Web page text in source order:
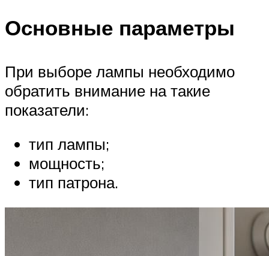
Основные параметры
При выборе лампы необходимо
обратить внимание на такие
показатели:
тип лампы;
мощность;
тип патрона.